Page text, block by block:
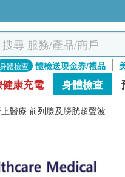
身體檢查 體檢送現金券/禮品
康充電 身體檢查
醫療 前列腺及膀胱超聲波